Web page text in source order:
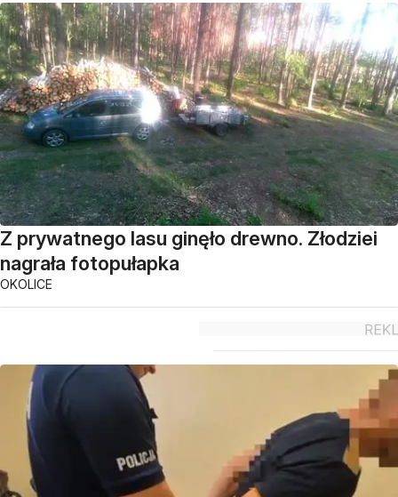
Z prywatnego lasu ginęło drewno. Złodziei
nagrała fotopułapka
OKOLICE